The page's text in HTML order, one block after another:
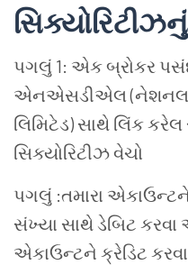
પગલું 1: એક બ્રોકર
એનએસડીએલ (નેશનલ
લિમિટેડ) સાથે લિંક
સિક્યોરિટીઝ વેચો
પગલું :તમારા
સંખ્યા સાથે ડેબિટ
એકાઉન્ટને ક્રેડિટ કરવા